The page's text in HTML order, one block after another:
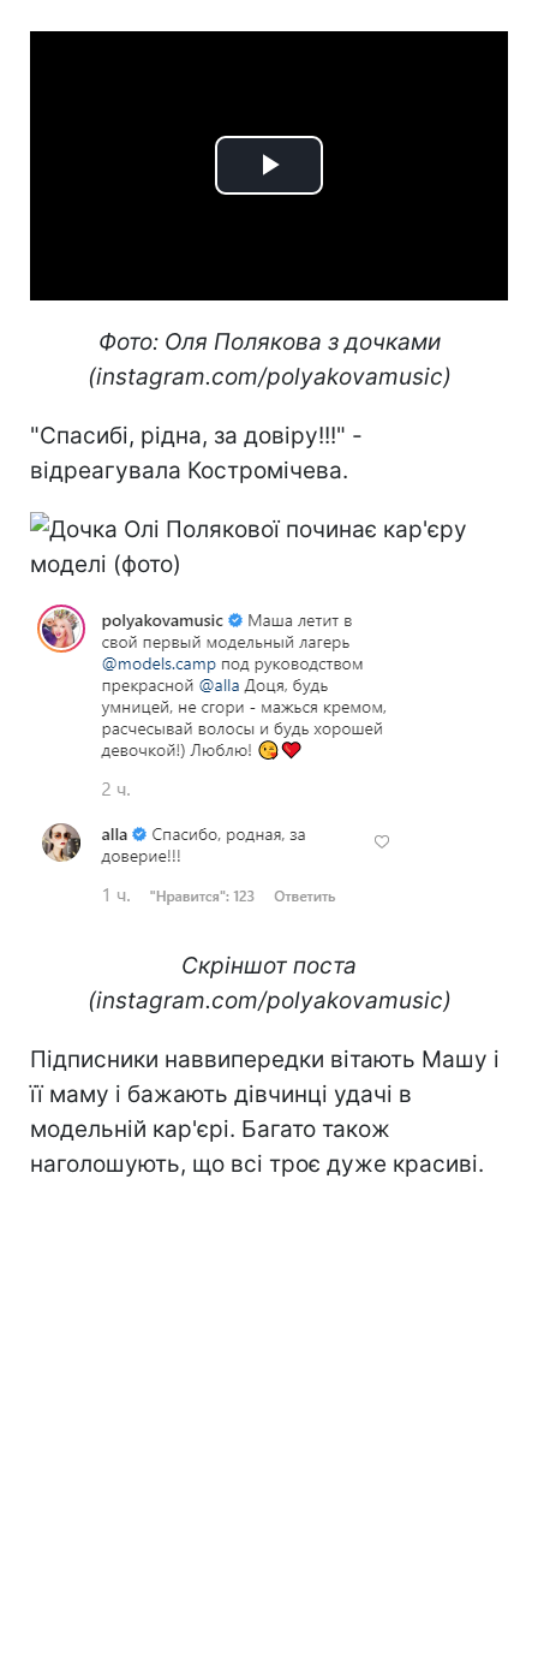
Play
Фото: Оля Полякова з дочками
(instagram.com/polyakovamusic)
"Спасибі, рідна, за довіру!!!" -
відреагувала Костромічева.
Скріншот поста
(instagram.com/polyakovamusic)
Підписники наввипередки вітають Машу і
її маму і бажають дівчинці удачі в
модельній кар'єрі. Багато також
наголошують, що всі троє дуже красиві.